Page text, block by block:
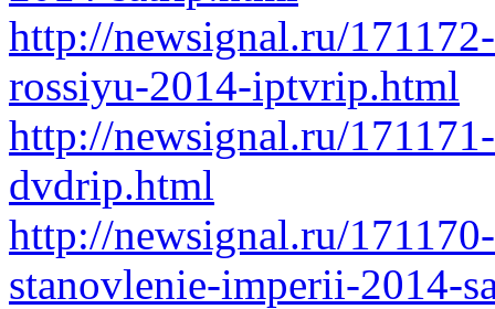
http://newsignal.ru/
rossiyu-2014-iptvrip.html
http://newsignal.ru/
dvdrip.html
http://newsignal.ru/
stanovlenie-imperii-2014-